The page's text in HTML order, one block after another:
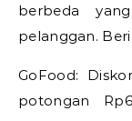
berbeda
pelanggan.
GoFood:
potongan